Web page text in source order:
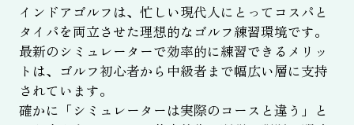
インドアゴルフは、忙しい現代人にとってコスパと
タイパを両立させた理想的なゴルフ練習環境です。
最新のシミュレーターで効率的に練習できるメリッ
トは、ゴルフ初心者から中級者まで幅広い層に支持
されています。
確かに「シミュレーターは実際のコースと違う」と